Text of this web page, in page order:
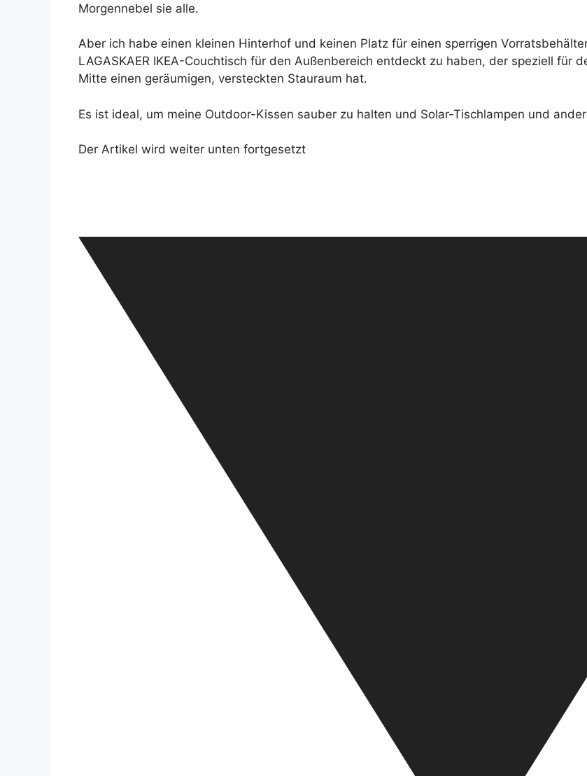
Morgennebel sie alle.
Aber ich habe einen kleinen Hinterhof und keinen Platz für einen sperrigen
LAGASKAER IKEA-Couchtisch für den Außenbereich entdeckt zu haben, der speziell für
Mitte einen geräumigen, versteckten Stauraum hat.
Es ist ideal, um meine Outdoor-Kissen sauber zu halten und Solar-Tischlampen und
Der Artikel wird weiter unten fortgesetzt